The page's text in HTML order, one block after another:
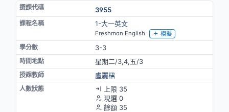
3955
1-大一英文
Freshman English 模擬
3-3
星期二/3,4,五/3
盧麗桾
上限 35
現選 0
餘額 35